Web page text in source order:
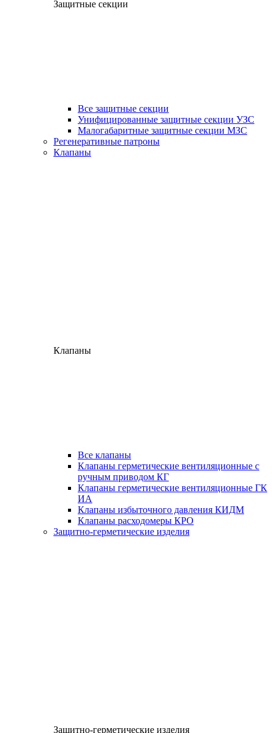
Защитные секции
Все защитные секции
Унифицированные защитные секции УЗС
Малогабаритные защитные секции МЗС
Регенеративные патроны
Клапаны
Клапаны
Все клапаны
Клапаны герметические вентиляционные с
ручным приводом КГ
Клапаны герметические вентиляционные ГК
ИА
Клапаны избыточного давления КИДМ
Клапаны расходомеры КРО
Защитно-герметические изделия
Защитно-герметические изделия